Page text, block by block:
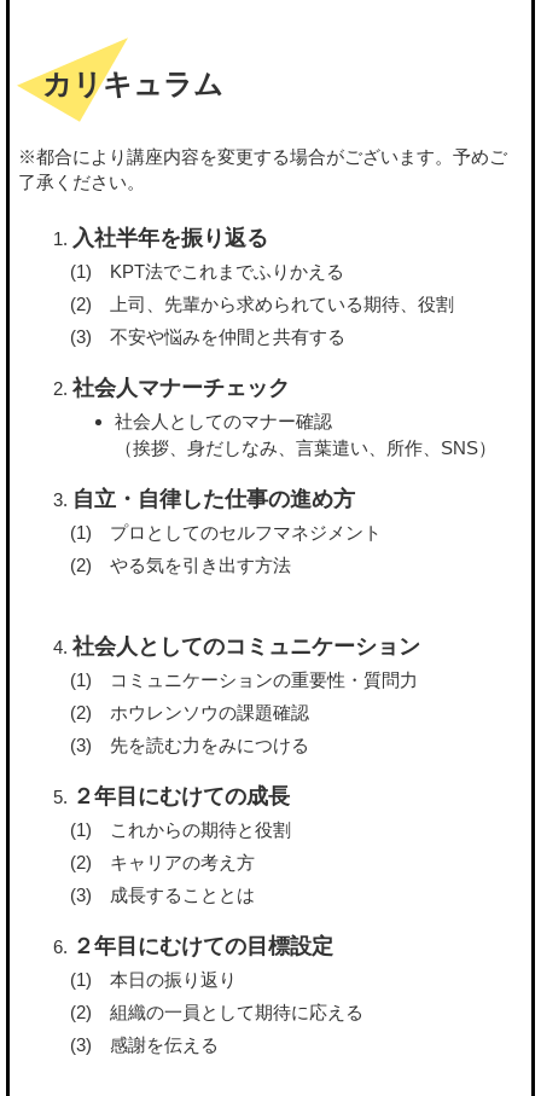
カリキュラム
※都合により講座内容を変更する場合がございます。予めご
了承ください。
入社半年を振り返る
KPT法でこれまでふりかえる
上司、先輩から求められている期待、役割
不安や悩みを仲間と共有する
社会人マナーチェック
社会人としてのマナー確認
（挨拶、身だしなみ、言葉遣い、所作、SNS）
自立・自律した仕事の進め方
プロとしてのセルフマネジメント
やる気を引き出す方法
社会人としてのコミュニケーション
コミュニケーションの重要性・質問力
ホウレンソウの課題確認
先を読む力をみにつける
２年目にむけての成長
これからの期待と役割
キャリアの考え方
成長することとは
２年目にむけての目標設定
本日の振り返り
組織の一員として期待に応える
感謝を伝える